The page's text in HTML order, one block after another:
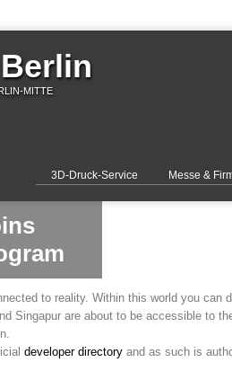
MITTE
3D-Druck-Service Messe &
to reality. Within this world you can
Singapur are about to be accessible to
developer directory and as such is